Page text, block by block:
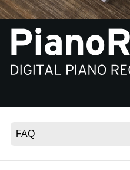
Noticias
Ubicación